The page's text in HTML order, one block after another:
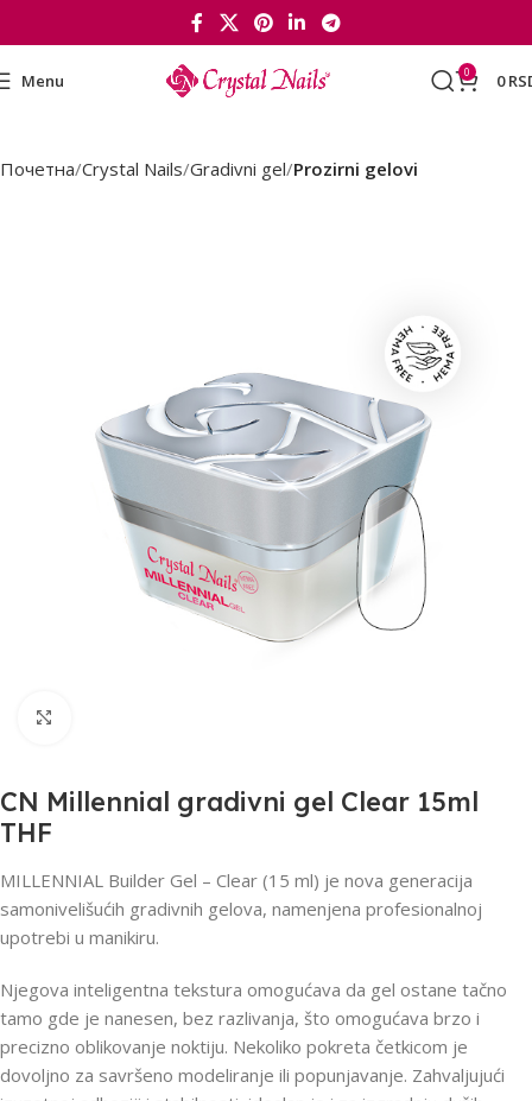
Menu 0 0
Почетна Crystal Nails Gradivni gel Prozirni gelovi
CN Millennial gradivni gel Clear 15ml
THF
MILLENNIAL Builder Gel – Clear (15 ml) je nova generacija
samonivelišućih gradivnih gelova, namenjena profesionalnoj
upotrebi u manikiru.
Njegova inteligentna tekstura omogućava da gel ostane tačno
tamo gde je nanesen, bez razlivanja, što omogućava brzo i
precizno oblikovanje noktiju. Nekoliko pokreta četkicom je
dovoljno za savršeno modeliranje ili popunjavanje. Zahvaljujući